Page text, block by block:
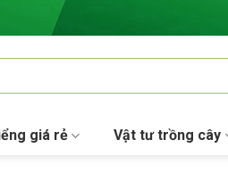
giá rẻ Vật tư trồng cây